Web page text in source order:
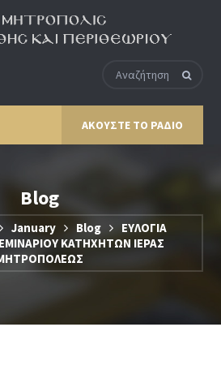
ΑΚΟΥΣΤΕ ΤΟ ΡΑΔΙΟ
Blog
January Blog
ΕΥΛΟΓΙΑ
ΚΑΤΗΧΗΤΩΝ ΙΕΡΑΣ